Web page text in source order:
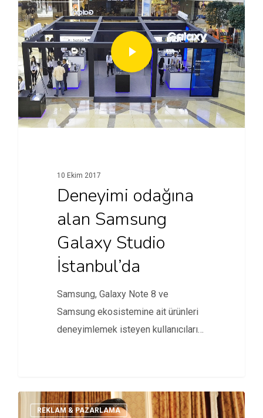
10 Ekim 2017
Deneyimi odağına
alan Samsung
Galaxy Studio
İstanbul’da
Samsung, Galaxy Note 8 ve
Samsung ekosistemine ait ürünleri
deneyimlemek isteyen kullanıcıları
REKLAM & PAZARLAMA